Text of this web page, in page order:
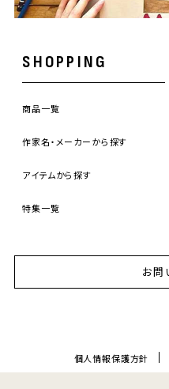
SHOPPING
商品一覧
作家名・メーカーから探す
アイテムから探す
特集一覧
お問
個人情報保護方針